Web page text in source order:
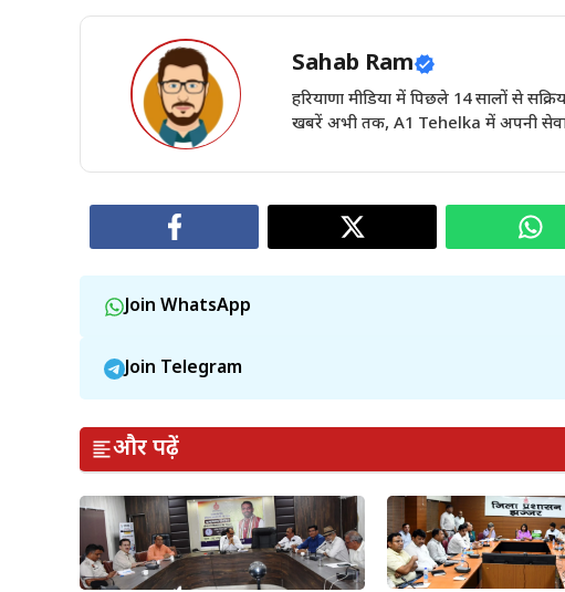
Sahab Ram
हरियाणा मीडिया में पिछले 14 सालों से
खबरें अभी तक, A1 Tehelka में अपनी सेवाएं
Join WhatsApp
Join Telegram
और पढ़ें